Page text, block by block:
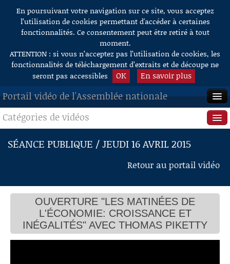
Aller au contenu
En poursuivant votre navigation sur ce site, vous acceptez
l’utilisation de cookies permettant d'accéder à certaines
fonctionnalités. Ce consentement peut être retiré à tout
moment.
ATTENTION : si vous n’acceptez pas l’utilisation de cookies, les
fonctionnalités de téléchargement d’extraits et de découpe ne
seront pas accessibles
OK En savoir plus
Portail vidéo de l'Assemblée nationale
ACCUEIL
EN DIRECT
RECHERCHE
AIDE À LA DÉCOUPE
DE VIDÉOS
Catégories de vidéos
Séance publique
Questions au Gouvernement
Commissions
Présidence
Évènements
SÉANCE PUBLIQUE / JEUDI 16 AVRIL 2015
Retour au portail vidéo
OUVERTURE "LES MATINÉES DE
L'ÉCONOMIE: CROISSANCE ET
INÉGALITÉS" AVEC THOMAS PIKETTY